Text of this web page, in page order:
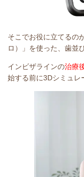
そこでお役に立てるの
ロ）」を使った、歯並
インビザラインの治療
始する前に3Dシミュレ